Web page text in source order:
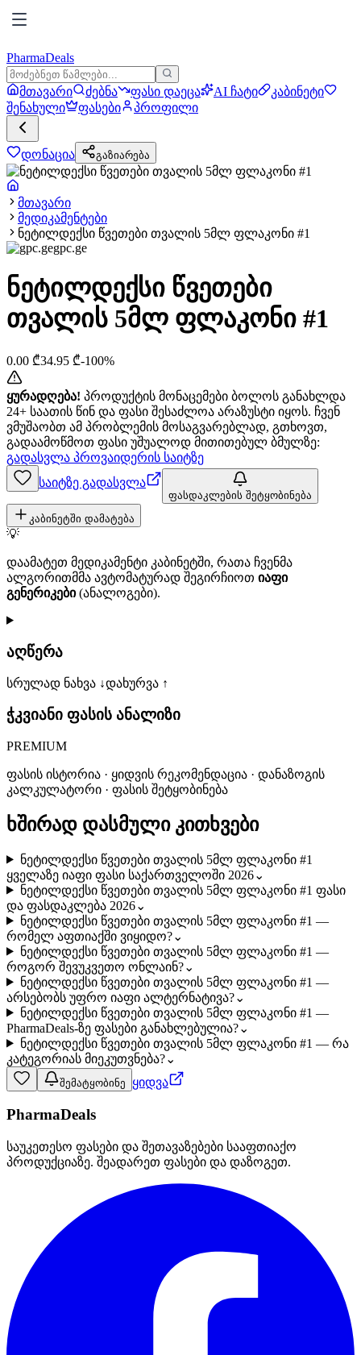
PharmaDeals
მთავარი ძებნა ფასი დაეცა AI ჩატი
კაბინეტი
შენახული
ფასები პროფილი
დონაცია გაზიარება
მთავარი
მედიკამენტები
ნეტილდექსი წვეთები თვალის 5მლ ფლაკონი #1
gpc.ge
ნეტილდექსი წვეთები
თვალის 5მლ ფლაკონი #1
0.00 ₾34.95 ₾-100%
ყურადღება! პროდუქტის მონაცემები ბოლოს განახლდა
24+ საათის წინ და ფასი შესაძლოა არაზუსტი იყოს. ჩვენ
ვმუშაობთ ამ პრობლემის მოსაგვარებლად, გთხოვთ,
გადაამოწმოთ ფასი უშუალოდ მითითებულ ბმულზე:
გადასვლა პროვაიდერის საიტზე
საიტზე გადასვლა
ფასდაკლების შეტყობინება
კაბინეტში დამატება
💡
დაამატეთ მედიკამენტი კაბინეტში, რათა ჩვენმა
ალგორითმმა ავტომატურად შეგირჩიოთ იაფი
გენერიკები(ანალოგები).
აღწერა
სრულად ნახვა ↓დახურვა ↑
ჭკვიანი ფასის ანალიზი
PREMIUM
ფასის ისტორია · ყიდვის რეკომენდაცია · დანაზოგის
კალკულატორი · ფასის შეტყობინება
ხშირად დასმული კითხვები
ნეტილდექსი წვეთები თვალის 5მლ ფლაკონი #1
ყველაზე იაფი ფასი საქართველოში 2026⌄
ნეტილდექსი წვეთები თვალის 5მლ ფლაკონი #1 ფასი
და ფასდაკლება 2026⌄
ნეტილდექსი წვეთები თვალის 5მლ ფლაკონი #1 —
რომელ აფთიაქში ვიყიდო?⌄
ნეტილდექსი წვეთები თვალის 5მლ ფლაკონი #1 —
როგორ შევუკვეთო ონლაინ?⌄
ნეტილდექსი წვეთები თვალის 5მლ ფლაკონი #1 —
არსებობს უფრო იაფი ალტერნატივა?⌄
ნეტილდექსი წვეთები თვალის 5მლ ფლაკონი #1 —
PharmaDeals-ზე ფასები განახლებულია?⌄
ნეტილდექსი წვეთები თვალის 5მლ ფლაკონი #1 — რა
კატეგორიას მიეკუთვნება?⌄
შემატყობინე ყიდვა
PharmaDeals
საუკეთესო ფასები და შეთავაზებები სააფთიაქო
პროდუქციაზე. შეადარეთ ფასები და დაზოგეთ.